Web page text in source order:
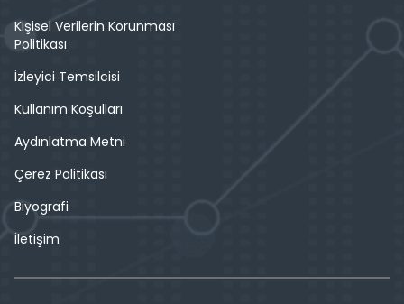
Kişisel Verilerin Korunması
Politikası
İzleyici Temsilcisi
Kullanım Koşulları
Aydınlatma Metni
Çerez Politikası
Biyografi
İletişim